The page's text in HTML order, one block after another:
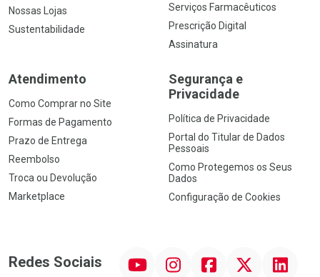
Nossas Lojas
Sustentabilidade
Serviços Farmacêuticos
Prescrição Digital
Assinatura
Atendimento
Como Comprar no Site
Formas de Pagamento
Prazo de Entrega
Reembolso
Troca ou Devolução
Marketplace
Segurança e
Privacidade
Política de Privacidade
Portal do Titular de Dados
Pessoais
Como Protegemos os Seus
Dados
Configuração de Cookies
Redes Sociais InstagramFacebook Linkedin